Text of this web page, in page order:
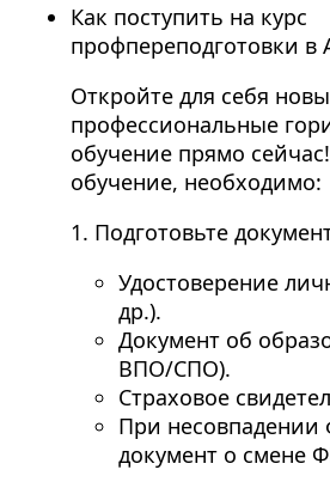
Как поступить на курс
профпереподготовки
Откройте для себя
профессиональные
обучение прямо
обучение, необходимо:
1. Подготовьте
Удостоверение
др.).
Документ об
ВПО/СПО).
Страховое
При
документ о смене